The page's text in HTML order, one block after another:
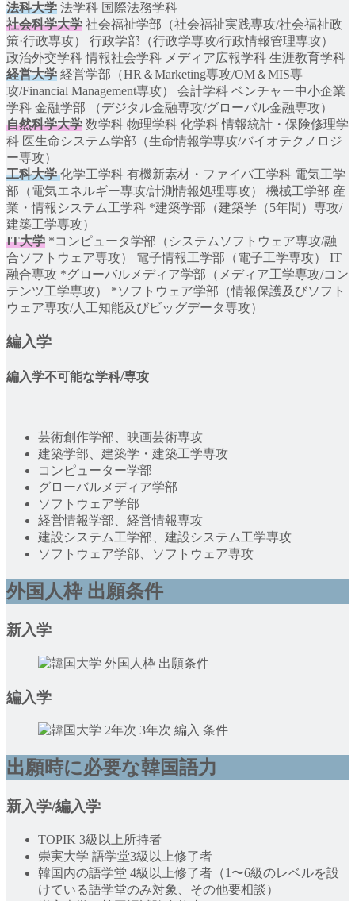
法科大学 法学科 国際法務学科
社会科学大学 社会福祉学部（社会福祉実践専攻/社会福祉政
策·行政専攻） 行政学部（行政学専攻/行政情報管理専攻）
政治外交学科 情報社会学科 メディア広報学科 生涯教育学科
経営大学 経営学部（HR＆Marketing専攻/OM＆MIS専
攻/Financial Management専攻） 会計学科 ベンチャー中小企業
学科 金融学部 （デジタル金融専攻/グローバル金融専攻）
自然科学大学 数学科 物理学科 化学科 情報統計・保険修理学
科 医生命システム学部（生命情報学専攻/バイオテクノロジ
ー専攻）
工科大学化学工学科 有機新素材・ファイバ工学科 電気工学
部（電気エネルギー専攻/計測情報処理専攻） 機械工学部 産
業・情報システム工学科 *建築学部（建築学（5年間）専攻/
建築工学専攻）
IT大学 *コンピュータ学部（システムソフトウェア専攻/融
合ソフトウェア専攻） 電子情報工学部（電子工学専攻） IT
融合専攻 *グローバルメディア学部（メディア工学専攻/コン
テンツ工学専攻） *ソフトウェア学部（情報保護及びソフト
ウェア専攻/人工知能及びビッグデータ専攻）
編入学
編入学不可能な学科/専攻
芸術創作学部、映画芸術専攻
建築学部、建築学・建築工学専攻
コンピューター学部
グローバルメディア学部
ソフトウェア学部
経営情報学部、経営情報専攻
建設システム工学部、建設システム工学専攻
ソフトウェア学部、ソフトウェア専攻
外国人枠 出願条件
新入学
編入学
出願時に必要な韓国語力
新入学/編入学
TOPIK 3級以上所持者
崇実大学 語学堂3級以上修了者
韓国内の語学堂 4級以上修了者（1〜6級のレベルを設
けている語学堂のみ対象、その他要相談）